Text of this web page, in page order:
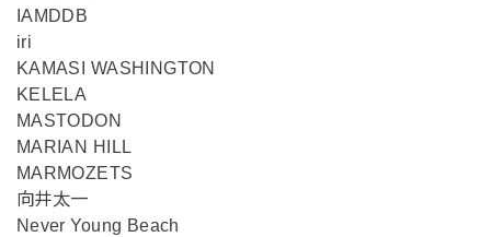
IAMDDB
iri
KAMASI WASHINGTON
KELELA
MASTODON
MARIAN HILL
MARMOZETS
向井太一
Never Young Beach